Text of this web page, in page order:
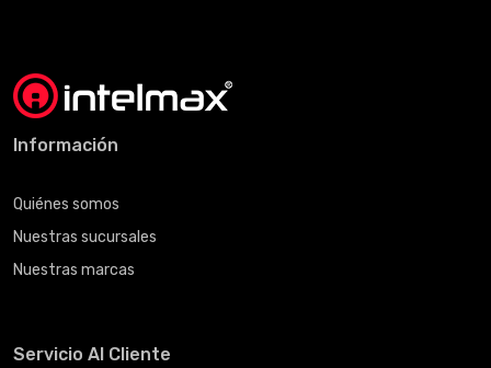
Información
Quiénes somos
Nuestras sucursales
Nuestras marcas
Servicio Al Cliente